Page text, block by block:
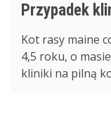
Przypadek
Kot rasy maine
4,5 roku, o
kliniki na pilną